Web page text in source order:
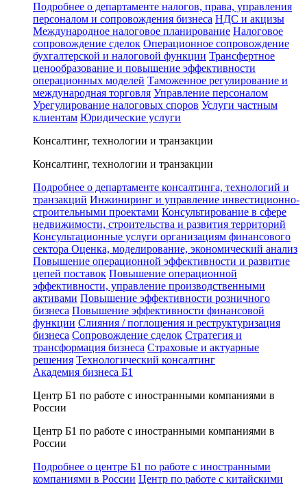
Подробнее о департаменте налогов, права, управления
персоналом и сопровождения бизнеса НДС и акцизы
Международное налоговое планирование Налоговое
сопровождение сделок Операционное сопровождение
бухгалтерской и налоговой функции Трансфертное
ценообразование и повышение эффективности
операционных моделей Таможенное регулирование и
международная торговля Управление персоналом
Урегулирование налоговых споров Услуги частным
клиентам Юридические услуги
Консалтинг, технологии и транзакции
Консалтинг, технологии и транзакции
Подробнее о департаменте консалтинга, технологий и
транзакций Инжиниринг и управление инвестиционно-
строительными проектами Консультирование в сфере
недвижимости, строительства и развития территорий
Консультационные услуги организациям финансового
сектора Оценка, моделирование, экономический анализ
Повышение операционной эффективности и развитие
цепей поставок Повышение операционной
эффективности, управление производственными
активами Повышение эффективности розничного
бизнеса Повышение эффективности финансовой
функции Слияния / поглощения и реструктуризация
бизнеса Сопровождение сделок Стратегия и
трансформация бизнеса Страховые и актуарные
решения Технологический консалтинг
Академия бизнеса Б1
Центр Б1 по работе с иностранными компаниями в
России
Центр Б1 по работе с иностранными компаниями в
России
Подробнее о центре Б1 по работе с иностранными
компаниями в России Центр по работе с китайскими